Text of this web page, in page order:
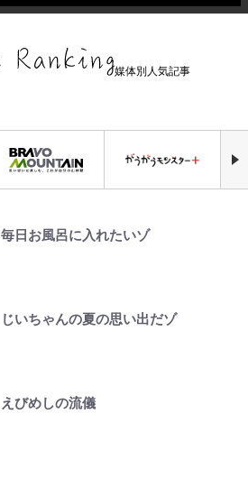
媒体別人気記事
毎日お風呂に入れたいゾ
じいちゃんの夏の思い出だゾ
えびめしの流儀
より快適な「車中泊」には、こんな
ポ」
招いた「ガッカリ経験」レポ
公式-魔王様、リトライ!R R第58話
公式-ヒロインが来る前に妊娠しま
公式-かたわれ令嬢が男装する理由
空の轍と大地の雲と 第1回
第3回 出版までの道のり・その2
レビュー『仮面家族』悠木シュン・
宮崎麗果、“10キロ減”告白後の背
「あまりにも強すぎる…」『呪術廻
｢最後の1枚…ワルぃゎ〜｣鈴木優磨
ことどんだけ好きなんよｗ｣
スト入り作戦ボードにファン困惑！
人気漫画家・江口寿史がお金がなく
武田久美子が“伝説の貝殻水着”の